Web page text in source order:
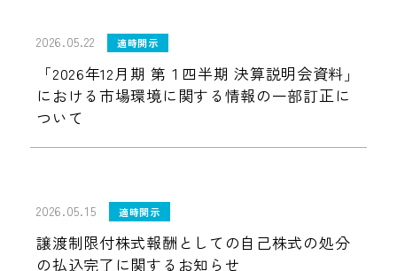
2026.05.22 適時開示
「2026年12月期 第１四半期 決算説明会資料」
における市場環境に関する情報の一部訂正に
ついて
2026.05.15 適時開示
譲渡制限付株式報酬としての自己株式の処分
の払込完了に関するお知らせ